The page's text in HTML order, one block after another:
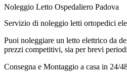
Noleggio Letto Ospedaliero Padova
Servizio di noleggio letti ortopedici
Puoi noleggiare un letto elettrico da
prezzi competitivi, sia per brevi
Consegna e Montaggio a casa in 24/